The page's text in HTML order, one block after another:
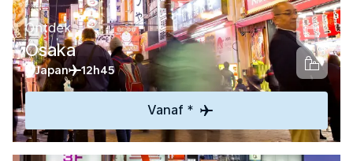
Ontdek
Osaka
Japan 12h45
Vanaf *